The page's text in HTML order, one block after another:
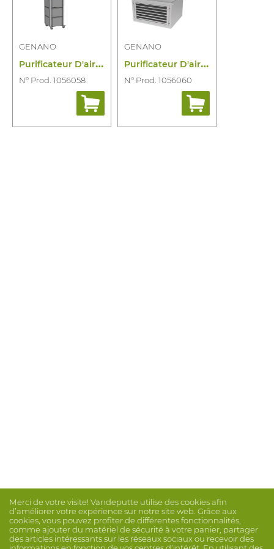
GENANO
P
urificateur D'air Aspra L Mobile
N° Prod. 1056058
GENANO
P
urificateur D'air Aspra L5000
N° Prod. 1056060
Merci de votre visite! Vandeputte utilise des cookies afin
d’améliorer votre expérience sur notre site web. Grâce aux
cookies, vous pouvez profiter de différentes fonctionnalités,
comme ajouter du matériel de sécurité à votre panier, partager
des articles intéressants sur les réseaux sociaux ou recevoir des